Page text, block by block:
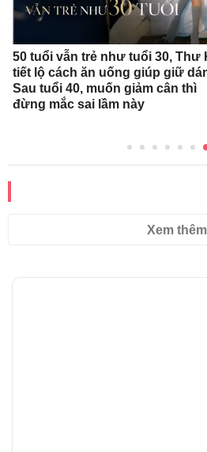
50 tuổi vẫn trẻ như tuổi 30, Thư
tiết lộ cách ăn uống giúp giữ
Sau tuổi 40, muốn giảm cân thì
đừng mắc sai lầm này